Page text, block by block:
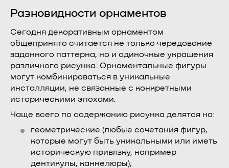
Разновидности орнаментов
Сегодня декоративным орнаментом
общепринято считается не только чередование
заданного паттерна, но и одиночные украшения
различного рисунка. Орнаментальные фигуры
могут комбинироваться в уникальные
инсталляции, не связанные с конкретными
историческими эпохами.
Чаще всего по содержанию рисунка делятся на:
геометрические (любые сочетания фигур,
которые могут быть уникальными или иметь
историческую привязку, например
дентикулы, каннелюры);